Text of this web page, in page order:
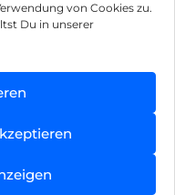
von Cookies zu.
Du in unserer
sein?